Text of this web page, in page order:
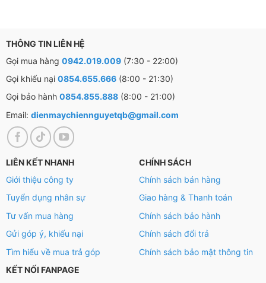
THÔNG TIN LIÊN HỆ
Gọi mua hàng 0942.019.009 (7:30 - 22:00)
Gọi khiếu nại 0854.655.666 (8:00 - 21:30)
Gọi bảo hành 0854.855.888 (8:00 - 21:00)
Email: dienmaychiennguyetqb@gmail.com
LIÊN KẾT NHANH
Giới thiệu công ty
Tuyển dụng nhân sự
Tư vấn mua hàng
Gửi góp ý, khiếu nại
Tìm hiểu về mua trả góp
CHÍNH SÁCH
Chính sách bán hàng
Giao hàng & Thanh toán
Chính sách bảo hành
Chính sách đổi trả
Chính sách bảo mật thông tin
KẾT NỐI FANPAGE